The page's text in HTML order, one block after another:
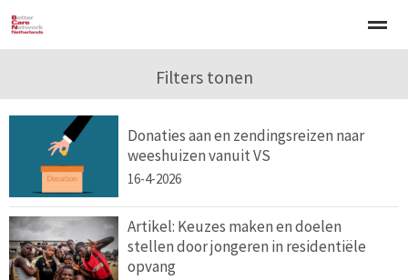
Werken met kinderen
Home
Filters tonen
Donaties aan en zendingsreizen naar
weeshuizen vanuit VS
16-4-2026
Artikel: Keuzes maken en doelen
stellen door jongeren in residentiële
opvang